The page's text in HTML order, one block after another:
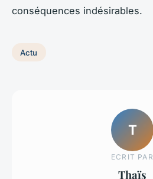
conséquences indésirables.
Actu
T
ECRIT PAR
Thaïs